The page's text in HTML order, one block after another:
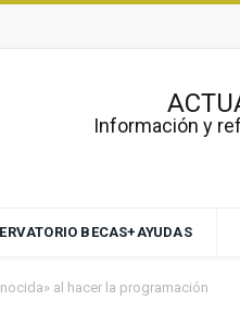
Información y
BECAS+AYUDAS
al hacer la programación